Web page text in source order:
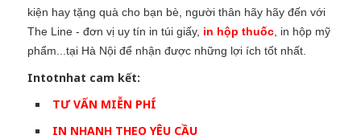
kiện hay tặng quà cho bạn bè, người thân hãy hãy đến với
The Line - đơn vị uy tín in túi giấy, in hộp thuốc , in hộp mỹ
phẩm...tại Hà Nội để nhận được những lợi ích tốt nhất.
Intotnhat cam kết:
TƯ VẤN MIỄN PHÍ
IN NHANH THEO YÊU CẦU